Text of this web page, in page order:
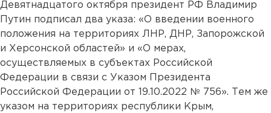
Девятнадцатого октября президент РФ Владимир
Путин подписал два указа: «О введении военного
положения на территориях ЛНР, ДНР, Запорожской
и Херсонской областей» и «О мерах,
осуществляемых в субъектах Российской
Федерации в связи с Указом Президента
Российской Федерации от 19.10.2022 № 756». Тем же
указом на территориях республики Крым,